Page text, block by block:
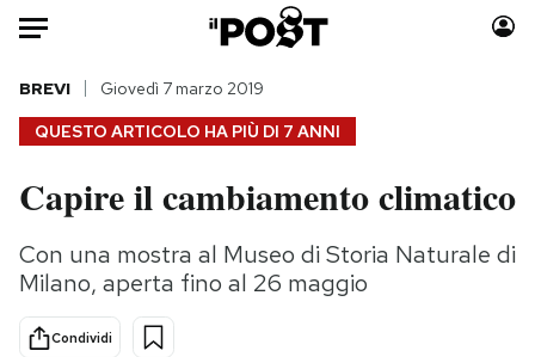
HOME
Italia
Politica
Tecnologia
Internet
Moda
Consumismi
Storie/Idee
QUESTO ARTICOLO HA PIÙ DI 7 ANNI
BREVI Giovedì 7 marzo 2019
Capire il cambiamento climatico
Con una mostra al Museo di Storia Naturale di
Milano, aperta fino al 26 maggio
Condividi